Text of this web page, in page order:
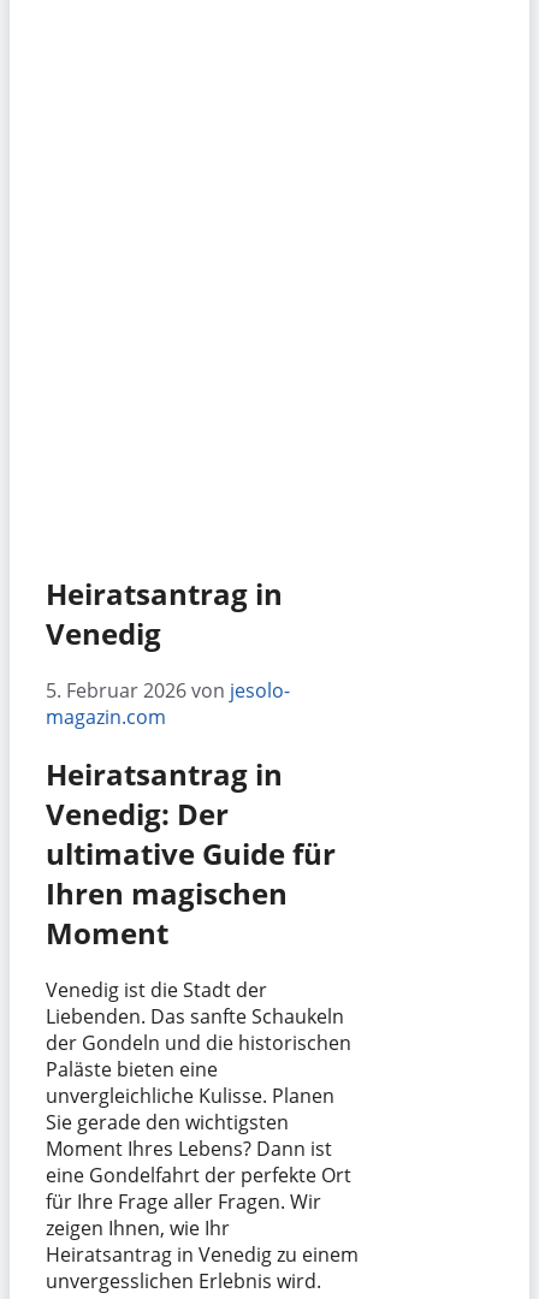
Heiratsantrag in
Venedig
5. Februar 2026von jesolo-
magazin.com
Heiratsantrag in
Venedig: Der
ultimative Guide für
Ihren magischen
Moment
Venedig ist die Stadt der
Liebenden. Das sanfte Schaukeln
der Gondeln und die historischen
Paläste bieten eine
unvergleichliche Kulisse. Planen
Sie gerade den wichtigsten
Moment Ihres Lebens? Dann ist
eine Gondelfahrt der perfekte Ort
für Ihre Frage aller Fragen. Wir
zeigen Ihnen, wie Ihr
Heiratsantrag in Venedig zu einem
unvergesslichen Erlebnis wird.